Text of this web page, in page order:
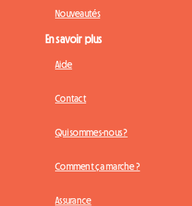
Nouveautés
En savoir plus
Aide
Contact
Qui sommes-nous ?
Comment ça marche ?
Assurance